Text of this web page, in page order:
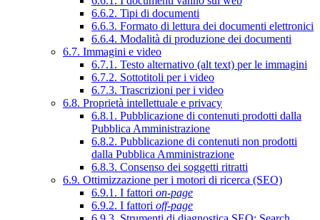
6.6.2. Tipi di documenti
6.6.3. Formato di lettura dei documenti elettronici
6.6.4. Modalità di produzione dei documenti
6.7. Immagini e video
6.7.1. Testo alternativo (alt text) per le immagini
6.7.2. Sottotitoli per i video
6.7.3. Trascrizioni per i video
6.8. Proprietà intellettuale e privacy
6.8.1. Pubblicazione di contenuti prodotti dalla
Pubblica Amministrazione
6.8.2. Pubblicazione di contenuti non prodotti
dalla Pubblica Amministrazione
6.8.3. Consenso dei soggetti ritratti
6.9. Ottimizzazione per i motori di ricerca (SEO)
6.9.1. I fattori on-page
6.9.2. I fattori off-page